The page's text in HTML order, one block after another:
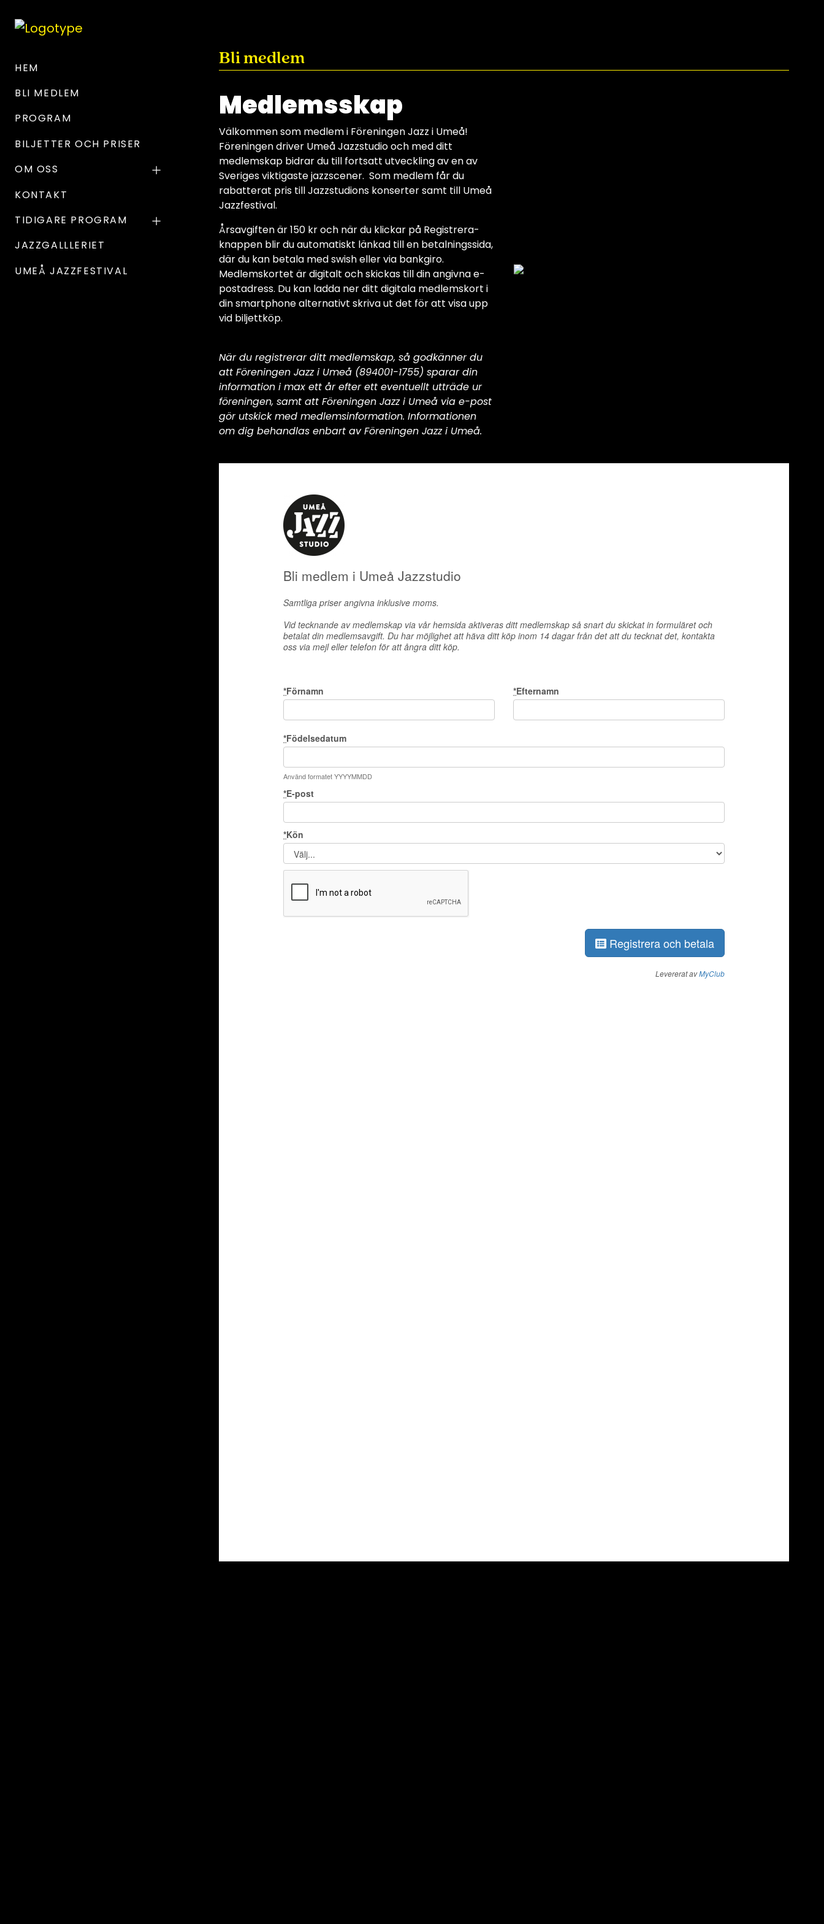
HEM
BLI MEDLEM
PROGRAM
BILJETTER OCH PRISER
OM OSS
KONTAKT
TIDIGARE PROGRAM
JAZZGALLLERIET
UMEÅ JAZZFESTIVAL
Bli medlem
Medlemsskap
Välkommen som medlem i Föreningen Jazz i Umeå!
Föreningen driver Umeå Jazzstudio och med ditt
medlemskap bidrar du till fortsatt utveckling av en av
Sveriges viktigaste jazzscener. Som medlem får du
rabatterat pris till Jazzstudions konserter samt till Umeå
Jazzfestival.
Årsavgiften är 150 kr och när du klickar på Registrera-
knappen blir du automatiskt länkad till en betalningssida,
där du kan betala med swish eller via bankgiro.
Medlemskortet är digitalt och skickas till din angivna e-
postadress. Du kan ladda ner ditt digitala medlemskort i
din smartphone alternativt skriva ut det för att visa upp
vid biljettköp.
När du registrerar ditt medlemskap, så godkänner du
att Föreningen Jazz i Umeå (894001-1755) sparar din
information i max ett år efter ett eventuellt utträde ur
föreningen, samt att Föreningen Jazz i Umeå via e-post
gör utskick med medlemsinformation. Informationen
om dig behandlas enbart av Föreningen Jazz i Umeå.